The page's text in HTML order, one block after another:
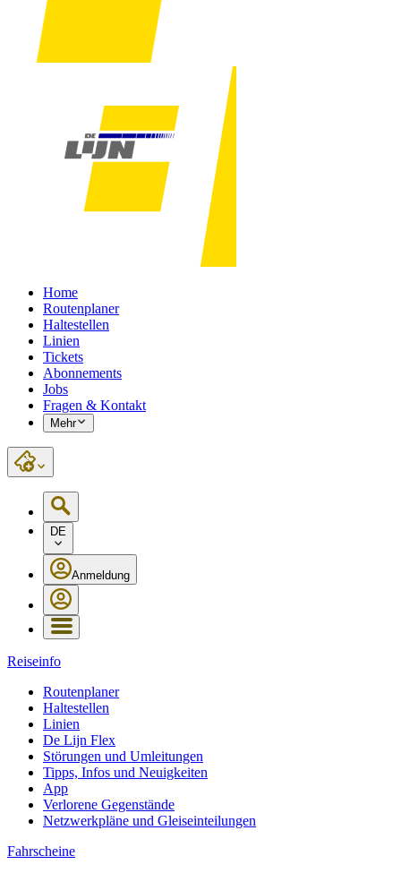
Home
Routenplaner
Haltestellen
Linien
Tickets
Abonnements
Jobs
Fragen & Kontakt
Mehr
DE
Anmeldung
Reiseinfo
Routenplaner
Haltestellen
Linien
De Lijn Flex
Störungen und Umleitungen
Tipps, Infos und Neuigkeiten
App
Verlorene Gegenstände
Netzwerkpläne und Gleiseinteilungen
Fahrscheine